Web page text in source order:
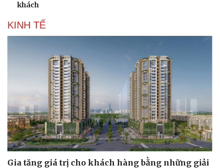
Sân khấu - Điện ảnh
Văn học
Âm nhạc
Di sản
Giải trí
Nghệ sĩ
Thời trang
Sao Việt
khách
KINH TẾ
Gia tăng giá trị cho khách hàng bằng những giải